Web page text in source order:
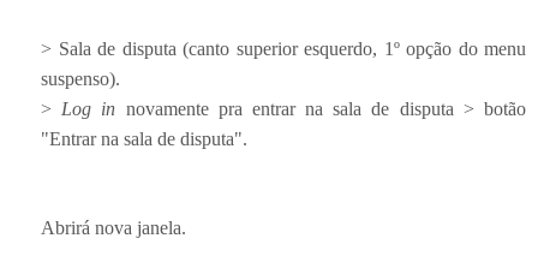
> Sala de disputa (canto superior esquerdo, 1º opção do menu
suspenso).
> Log in novamente pra entrar na sala de disputa > botão
"Entrar na sala de disputa".
Abrirá nova janela.